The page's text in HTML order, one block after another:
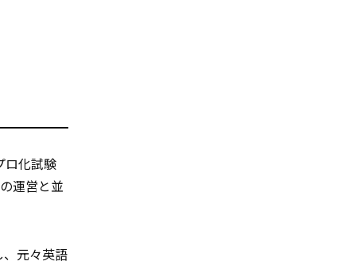
ロ化試験
運営と並
元々英語